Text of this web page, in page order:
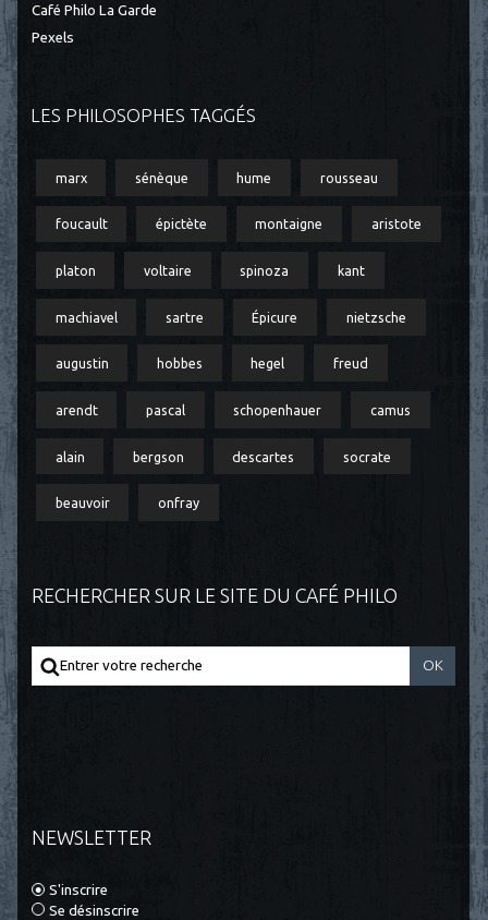
Café Philo La Garde
Pexels
LES PHILOSOPHES TAGGÉS
marx sénèque hume rousseau
foucault épictète montaigne aristote
platon voltaire spinoza kant
machiavel sartre Épicure nietzsche
augustin hobbes hegel freud
arendt pascal schopenhauer camus
alain bergson descartes socrate
beauvoir onfray
RECHERCHER SUR LE SITE DU CAFÉ PHILO
NEWSLETTER
S'inscrire
Se désinscrire